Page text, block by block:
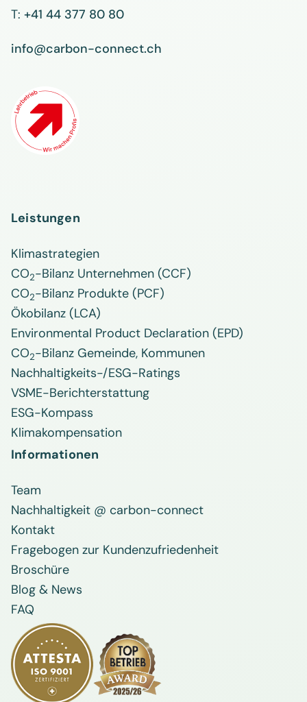
T: +41 44 377 80 80
info@carbon-connect.ch
Leistungen
Klimastrategien
CO2-Bilanz Unternehmen (CCF)
CO2-Bilanz Produkte (PCF)
Ökobilanz (LCA)
Environmental Product Declaration (EPD)
CO2-Bilanz Gemeinde, Kommunen
Nachhaltigkeits-/ESG-Ratings
VSME-Berichterstattung
ESG-Kompass
Klimakompensation
Informationen
Team
Nachhaltigkeit @ carbon-connect
Kontakt
Fragebogen zur Kundenzufriedenheit
Broschüre
Blog & News
FAQ